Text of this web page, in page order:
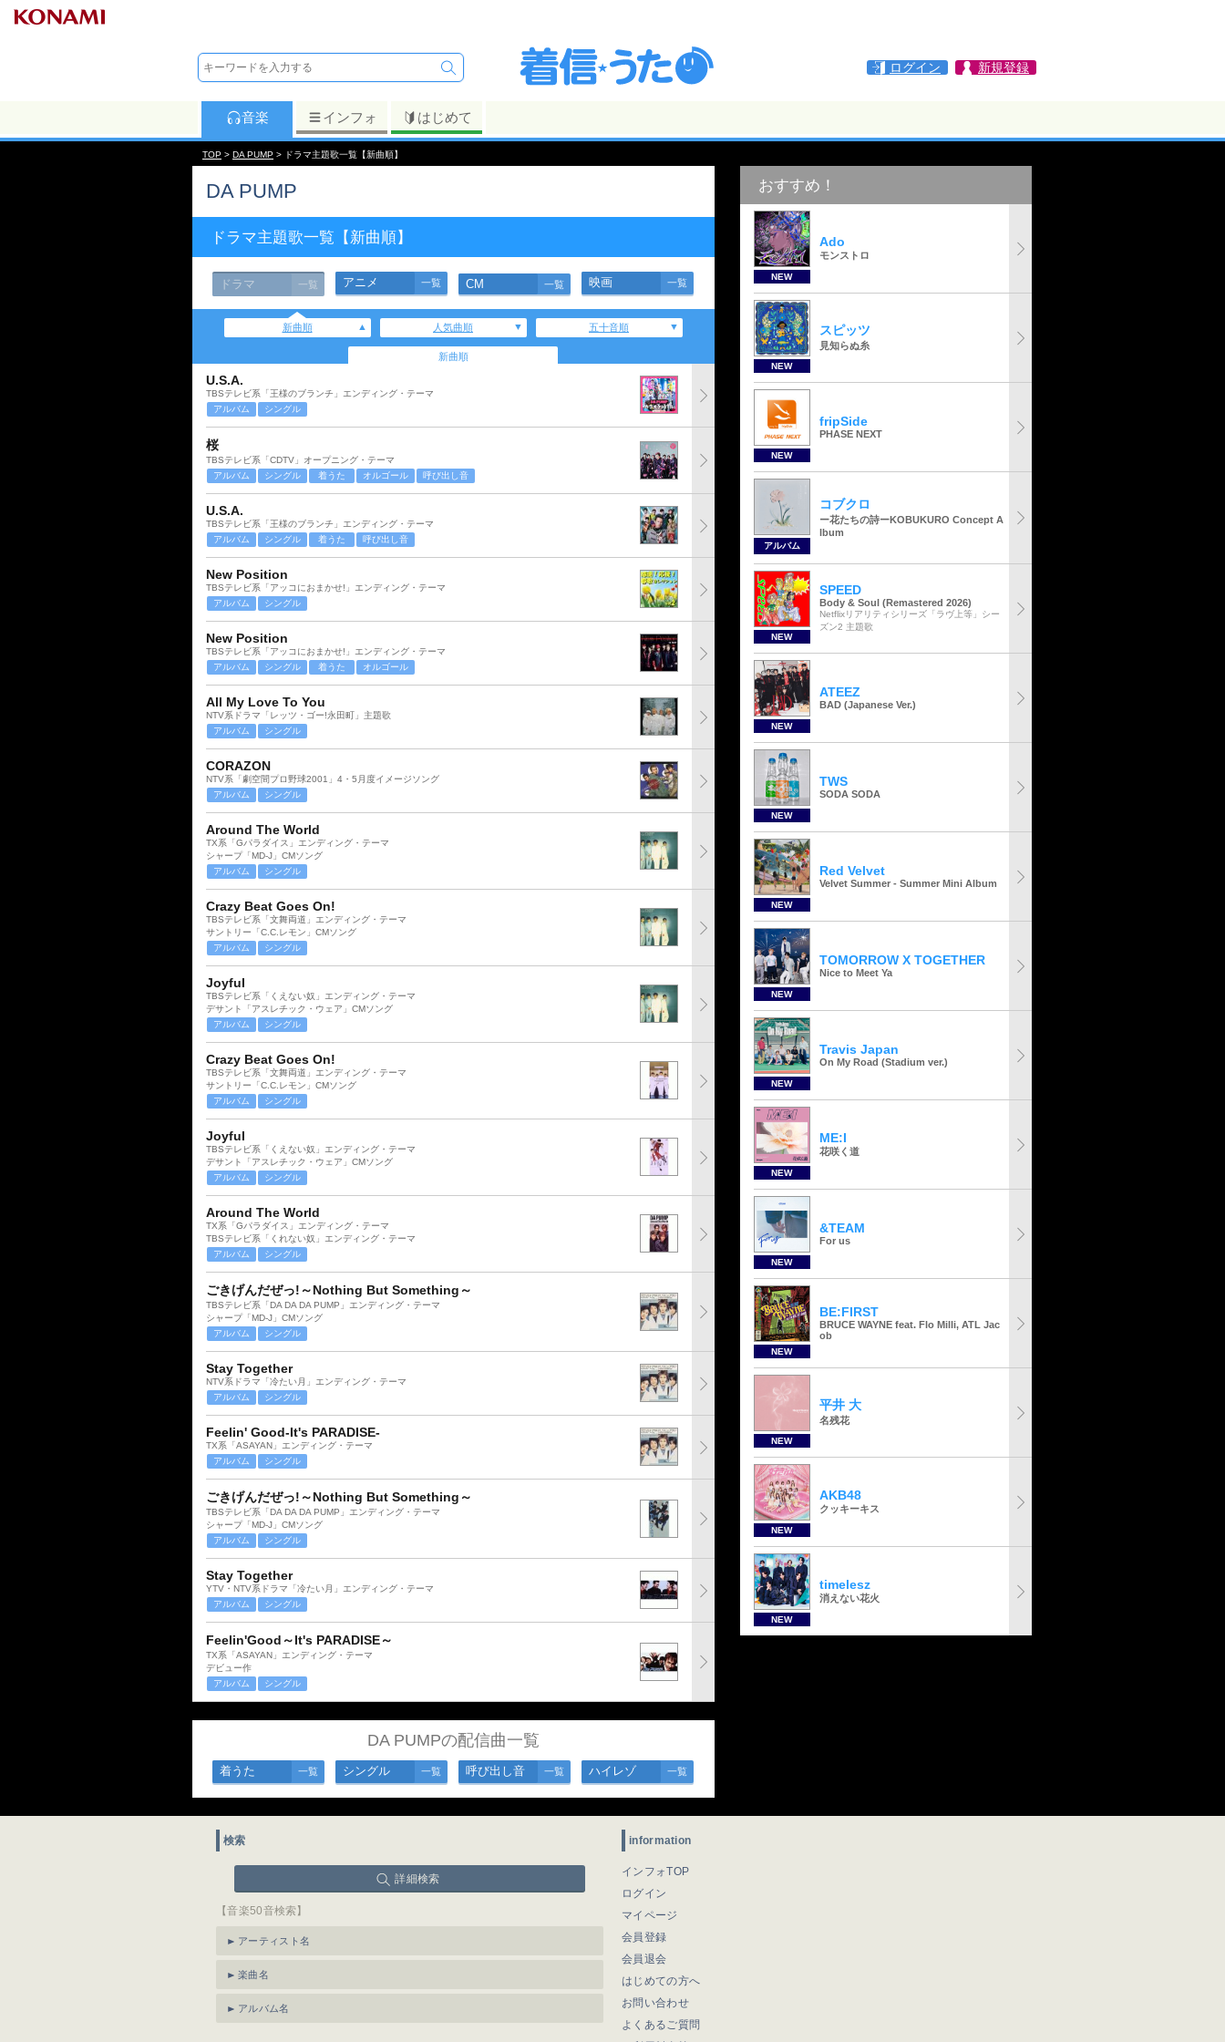
ログイン 新規登録
音楽 インフォ はじめて
TOP > DA PUMP > ドラマ主題歌一覧【新曲順】
DA PUMP
ドラマ主題歌一覧【新曲順】
ドラマ 一覧 アニメ 一覧 CM 一覧 映画 一覧
新曲順 人気曲順 五十音順
新曲順
U.S.A.
TBSテレビ系「王様のブランチ」エンディング・テーマ
アルバム
シングル
桜
TBSテレビ系「CDTV」オープニング・テーマ
アルバム
シングル 着うた オルゴール 呼び出し音
U.S.A.
TBSテレビ系「王様のブランチ」エンディング・テーマ
アルバム
シングル 着うた 呼び出し音
New Position
TBSテレビ系「アッコにおまかせ!」エンディング・テーマ
アルバム
シングル
New Position
TBSテレビ系「アッコにおまかせ!」エンディング・テーマ
アルバム
シングル 着うた オルゴール
All My Love To You
NTV系ドラマ「レッツ・ゴー!永田町」主題歌
アルバム
シングル
CORAZON
NTV系「劇空間プロ野球2001」4・5月度イメージソング
アルバム
シングル
Around The World
TX系「Gパラダイス」エンディング・テーマ
シャープ「MD-J」CMソング
アルバム
シングル
Crazy Beat Goes On!
TBSテレビ系「文舞両道」エンディング・テーマ
サントリー「C.C.レモン」CMソング
アルバム
シングル
Joyful
TBSテレビ系「くえない奴」エンディング・テーマ
デサント「アスレチック・ウェア」CMソング
アルバム
シングル
Crazy Beat Goes On!
TBSテレビ系「文舞両道」エンディング・テーマ
サントリー「C.C.レモン」CMソング
アルバム
シングル
Joyful
TBSテレビ系「くえない奴」エンディング・テーマ
デサント「アスレチック・ウェア」CMソング
アルバム
シングル
Around The World
TX系「Gパラダイス」エンディング・テーマ
TBSテレビ系「くれない奴」エンディング・テーマ
アルバム
シングル
ごきげんだぜっ!～Nothing But Something～
TBSテレビ系「DA DA DA PUMP」エンディング・テーマ
シャープ「MD-J」CMソング
アルバム
シングル
Stay Together
NTV系ドラマ「冷たい月」エンディング・テーマ
アルバム
シングル
Feelin' Good-It's PARADISE-
TX系「ASAYAN」エンディング・テーマ
アルバム
シングル
ごきげんだぜっ!～Nothing But Something～
TBSテレビ系「DA DA DA PUMP」エンディング・テーマ
シャープ「MD-J」CMソング
アルバム
シングル
Stay Together
YTV・NTV系ドラマ「冷たい月」エンディング・テーマ
アルバム
シングル
Feelin'Good～It's PARADISE～
TX系「ASAYAN」エンディング・テーマ
デビュー作
アルバム
シングル
DA PUMPの配信曲一覧
着うた 一覧 シングル 一覧 呼び出し音 一覧 ハイレゾ 一覧
おすすめ！
NEW
Ado
モンストロ
NEW
スピッツ
見知らぬ糸
NEW
fripSide
PHASE NEXT
アルバム
コブクロ
ー花たちの詩ーKOBUKURO Concept A
lbum
NEW
SPEED
Body & Soul (Remastered 2026)
Netflixリアリティシリーズ「ラヴ上等」シー
ズン2 主題歌
NEW
ATEEZ
BAD (Japanese Ver.)
NEW
TWS
SODA SODA
NEW
Red Velvet
Velvet Summer - Summer Mini Album
NEW
TOMORROW X TOGETHER
Nice to Meet Ya
NEW
Travis Japan
On My Road (Stadium ver.)
NEW
ME:I
花咲く道
NEW
&TEAM
For us
NEW
BE:FIRST
BRUCE WAYNE feat. Flo Milli, ATL Jac
ob
NEW
平井 大
名残花
NEW
AKB48
クッキーキス
NEW
timelesz
消えない花火
検索
詳細検索
【音楽50音検索】
アーティスト名
楽曲名
アルバム名
information
インフォTOP
ログイン
マイページ
会員登録
会員退会
はじめての方へ
お問い合わせ
よくあるご質問